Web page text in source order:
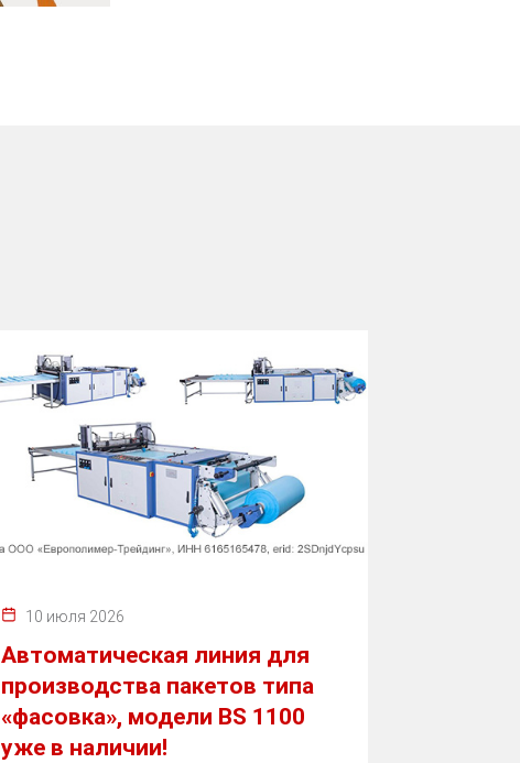
10 июля 2026
Автоматическая линия для
производства пакетов типа
«фасовка», модели BS 1100
уже в наличии!